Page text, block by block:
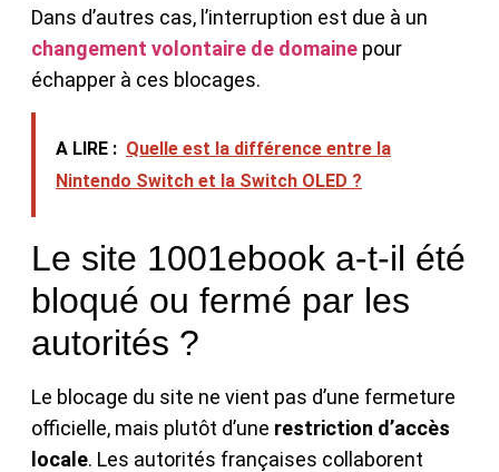
Dans d’autres cas, l’interruption est due à un
changement volontaire de domaine pour
échapper à ces blocages.
A LIRE : Quelle est la différence entre la
Nintendo Switch et la Switch OLED ?
Le site 1001ebook a-t-il été
bloqué ou fermé par les
autorités ?
Le blocage du site ne vient pas d’une fermeture
officielle, mais plutôt d’une restriction d’accès
locale. Les autorités françaises collaborent